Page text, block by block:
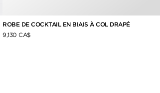
ROBE DE COCKTAIL EN BIAIS À COL DRAPÉ
9,130 CA$